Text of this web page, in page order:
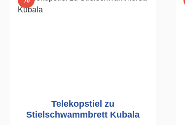
Telekopstiel zu
Stielschwammbrett Kubala